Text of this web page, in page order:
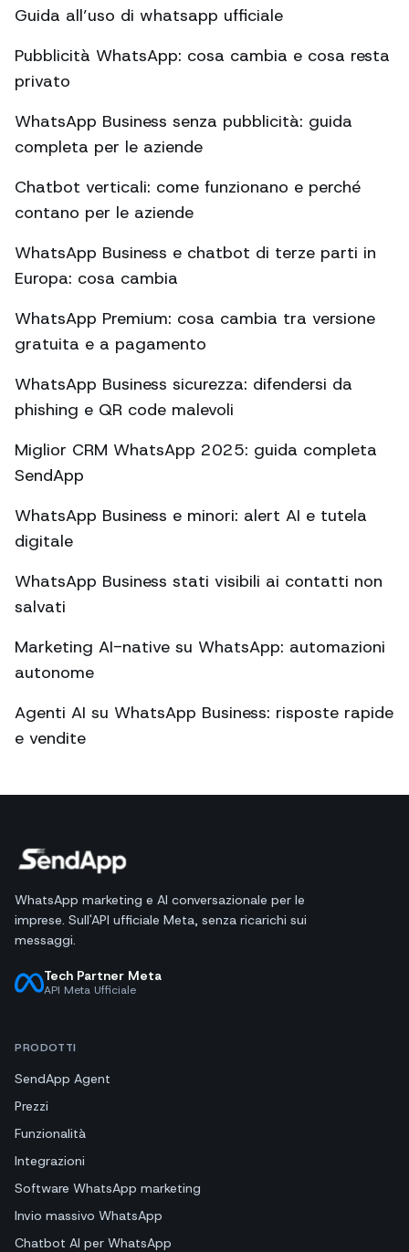
Guida all’uso di whatsapp ufficiale
Pubblicità WhatsApp: cosa cambia e cosa resta
privato
WhatsApp Business senza pubblicità: guida
completa per le aziende
Chatbot verticali: come funzionano e perché
contano per le aziende
WhatsApp Business e chatbot di terze parti in
Europa: cosa cambia
WhatsApp Premium: cosa cambia tra versione
gratuita e a pagamento
WhatsApp Business sicurezza: difendersi da
phishing e QR code malevoli
Miglior CRM WhatsApp 2025: guida completa
SendApp
WhatsApp Business e minori: alert AI e tutela
digitale
WhatsApp Business stati visibili ai contatti non
salvati
Marketing AI-native su WhatsApp: automazioni
autonome
Agenti AI su WhatsApp Business: risposte rapide
e vendite
WhatsApp marketing e AI conversazionale per le
imprese. Sull'API ufficiale Meta, senza ricarichi sui
messaggi.
Tech Partner Meta
API Meta Ufficiale
PRODOTTI
SendApp Agent
Prezzi
Funzionalità
Integrazioni
Software WhatsApp marketing
Invio massivo WhatsApp
Chatbot AI per WhatsApp